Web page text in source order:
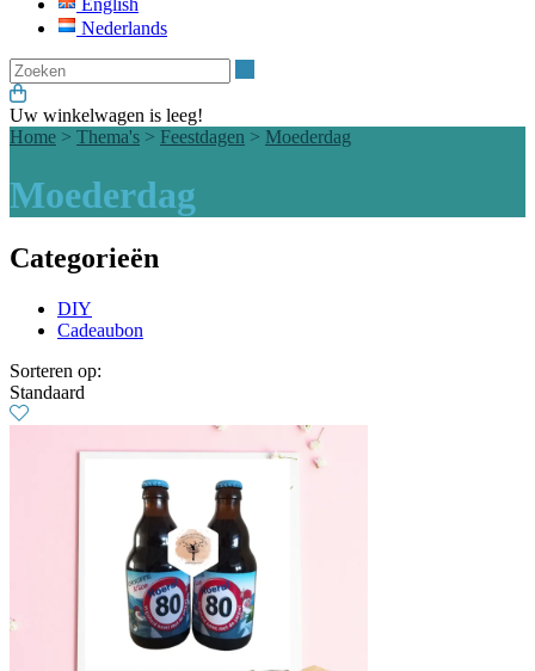
Nederlands
Uw winkelwagen is leeg!
Home > Thema's > Feestdagen > Moederdag
Moederdag
Categorieën
DIY
Cadeaubon
Sorteren op:
Standaard